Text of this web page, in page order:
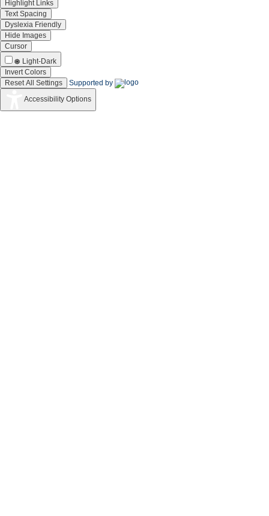
Highlight Links
Text Spacing
Dyslexia Friendly
Hide Images
Cursor
Light-Dark
Invert Colors
Reset All Settings
Supported by
Accessibility Options